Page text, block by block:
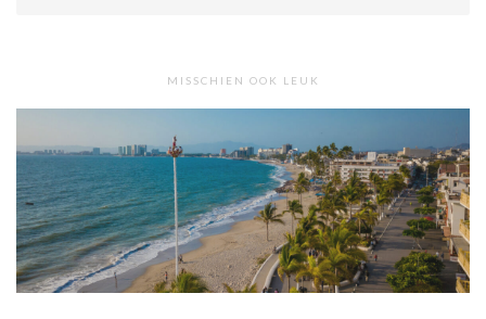
MISSCHIEN OOK LEUK